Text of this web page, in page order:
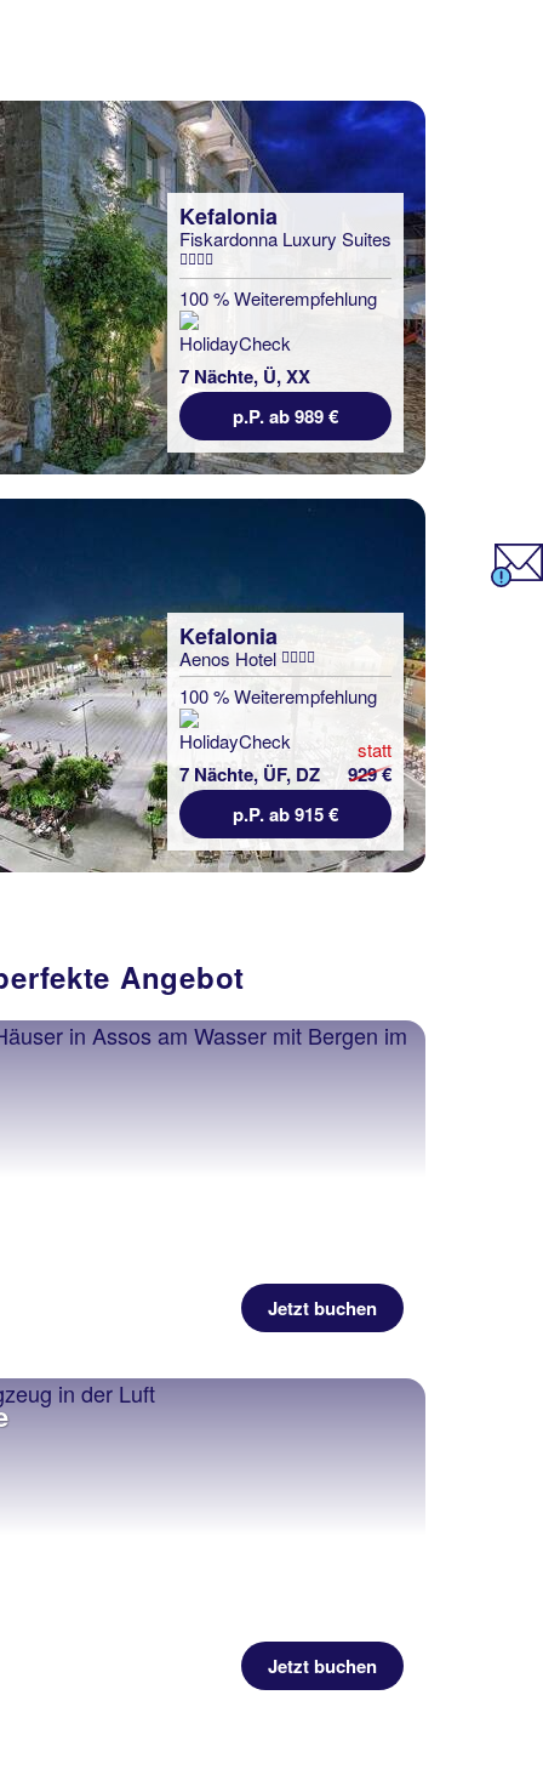
Kefalonia
Fiskardonna Luxury Suites
100 % Weiterempfehlung
7 Nächte, Ü, XX
p.P. ab 989 €
Kefalonia
Aenos Hotel
100 % Weiterempfehlung
7 Nächte, ÜF, DZ
statt
929 €
p.P. ab 915 €
Angebot
Jetzt buchen
Jetzt buchen